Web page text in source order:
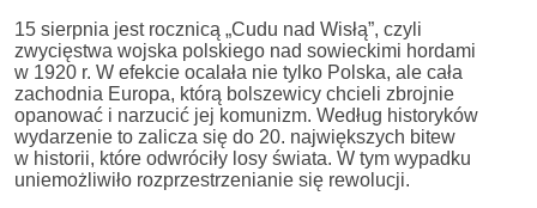
15 sierpnia jest rocznicą „Cudu nad Wisłą”, czyli
zwycięstwa wojska polskiego nad sowieckimi hordami
w 1920 r. W efekcie ocalała nie tylko Polska, ale cała
zachodnia Europa, którą bolszewicy chcieli zbrojnie
opanować i narzucić jej komunizm. Według historyków
wydarzenie to zalicza się do 20. największych bitew
w historii, które odwróciły losy świata. W tym wypadku
uniemożliwiło rozprzestrzenianie się rewolucji.